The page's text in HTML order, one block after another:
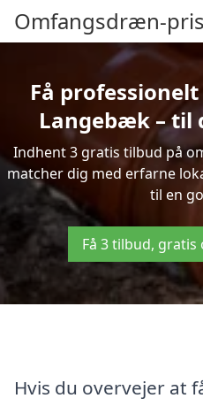
Omfangsdræn-
Få
Langebæk – til
Indhent 3 gratis tilbud på
matcher dig med erfarne
til en
Få 3 tilbud,
Hvis du overvejer at